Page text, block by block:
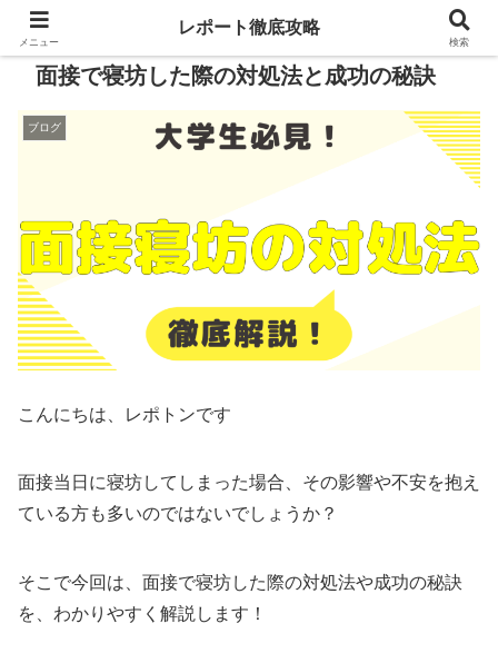
面接で寝坊した際の対処法と成功の秘訣
ブログ
こんにちは、レポトンです
面接当日に寝坊してしまった場合、その影響や不安を抱え
ている方も多いのではないでしょうか？
そこで今回は、面接で寝坊した際の対処法や成功の秘訣
を、わかりやすく解説します！
メニュー
レポート徹底攻略
検索